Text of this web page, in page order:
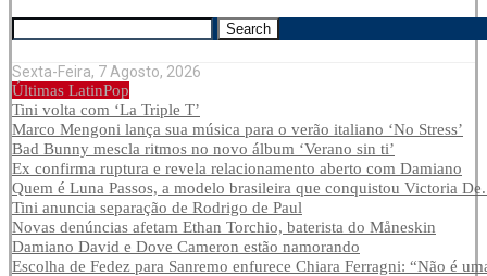
Search
Sexta-Feira, 7 Agosto, 2026
Últimas LatinPop
Tini volta com ‘La Triple T’
Marco Mengoni lança sua música para o verão italiano ‘No Stress’
Bad Bunny mescla ritmos no novo álbum ‘Verano sin ti’
Ex confirma ruptura e revela relacionamento aberto com Damiano
Quem é Luna Passos, a modelo brasileira que conquistou Victoria
Tini anuncia separação de Rodrigo de Paul
Novas denúncias afetam Ethan Torchio, baterista do Måneskin
Damiano David e Dove Cameron estão namorando
Escolha de Fedez para Sanremo enfurece Chiara Ferragni: “Não é